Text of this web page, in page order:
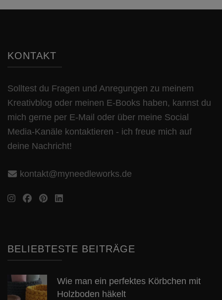
KONTAKT
Solltest du Fragen und Anregungen zu meinem
Kreativblog oder meinen E-Books haben, kannst du
mich gerne per E-Mail oder über meine Social
Media-Kanäle kontaktieren - ich freue mich auf
deine Nachricht!
kontakt@myneedleworks.de
BELIEBTESTE BEITRÄGE
Wie man ein perfektes Körbchen mit
Holzboden häkelt